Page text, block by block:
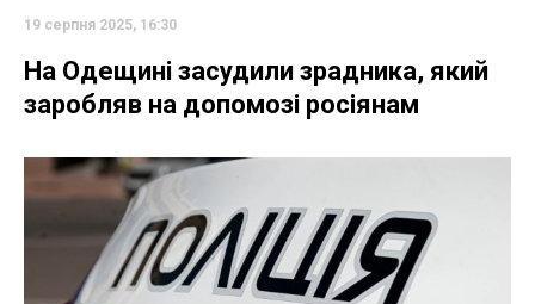
19 серпня 2025, 16:30
На Одещині засудили зрадника, який
заробляв на допомозі росіянам